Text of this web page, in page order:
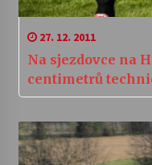
27. 12. 2011
Na sjezdovce na
centimetrů